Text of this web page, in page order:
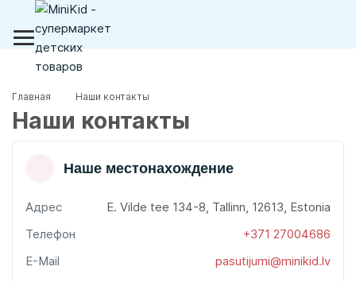
Главная Наши контакты
Наши контакты
Наше местонахождение
Адрес
E. Vilde tee 134-8, Tallinn, 12613, Estonia
Телефон
+371 27004686
E-Mail
pasutijumi@minikid.lv